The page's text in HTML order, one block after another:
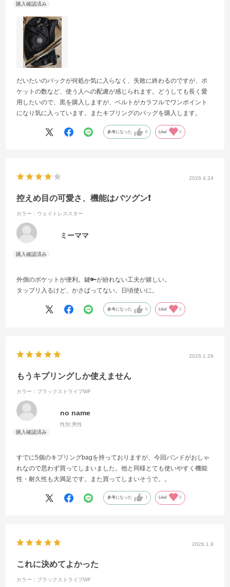
だいたいのバックが何処か気に入らなく、失敗に終わるのですが、ポ
ケットの数など、使う人への配慮が感じられます。どうしても長く愛
用したいので、黒を購入しますが、ベルトがカラフルでワンポイント
になり気に入っています。またキプリングのバッグを購入します。
参考になった 0 Like! 0
2026.4.24
控えめ目の可愛さ、機能はバツグン❗️
カラー：ウェイトレススター
ミーママ
外側のポケットが便利。鍵🔑が紛れない工夫が嬉しい。
タップリ入るけど、かさばってない。日頃使いに。
参考になった 0 Like! 2
2026.1.29
もうキプリングしか使えません
カラー：ブラックストライプWF
no name
性別:男性
すでに5個のキプリングbagを持っておりますが、今回バンドがおしゃ
れなので思わず買ってしまいました。他と同様とても使いやすく機能
性・耐久性も大満足です。また買ってしまいそうで。。
参考になった 1 Like! 0
2026.1.9
これに決めてよかった
カラー：ブラックストライプWF